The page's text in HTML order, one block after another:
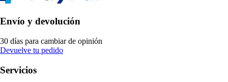
Envío y devolución
30 días para cambiar de opinión
Devuelve tu pedido
Servicios